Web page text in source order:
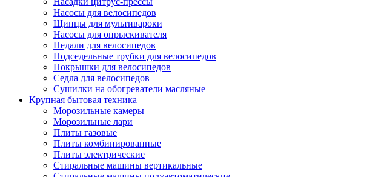
Насосы для велосипедов
Щипцы для мультивароки
Насосы для опрыскивателя
Педали для велосипедов
Подседельные трубки для велосипедов
Покрышки для велосипедов
Седла для велосипедов
Сушилки на обогреватели масляные
Крупная бытовая техника
Морозильные камеры
Морозильные лари
Плиты газовые
Плиты комбинированные
Плиты электрические
Стиральные машины вертикальные